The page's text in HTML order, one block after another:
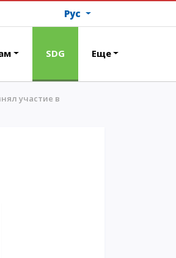
ОБУЧЕНИЕ
Рус
SDG Еще
участие в